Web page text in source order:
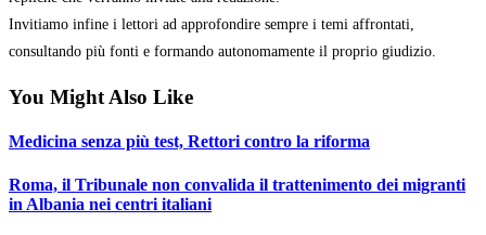
Invitiamo infine i lettori ad approfondire sempre i temi affrontati,
consultando più fonti e formando autonomamente il proprio giudizio.
You Might Also Like
Medicina senza più test, Rettori contro la riforma
Roma, il Tribunale non convalida il trattenimento dei migranti
in Albania nei centri italiani